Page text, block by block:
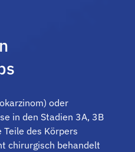
oder
in den Stadien 3A, 3B
des Körpers
chirurgisch behandelt